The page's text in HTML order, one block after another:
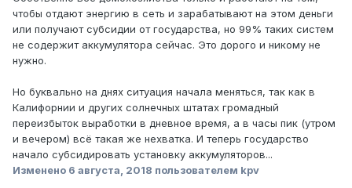
чтобы отдают энергию в сеть и зарабатывают на этом деньги
или получают субсидии от государства, но 99% таких систем
не содержит аккумулятора сейчас. Это дорого и никому не
нужно.
Но буквально на днях ситуация начала меняться, так как в
Калифорнии и других солнечных штатах громадный
переизбыток выработки в дневное время, а в часы пик (утром
и вечером) всё такая же нехватка. И теперь государство
начало субсидировать установку аккумуляторов...
Изменено 6 августа, 2018 пользователем kpv